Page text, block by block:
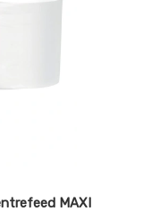
MAXI